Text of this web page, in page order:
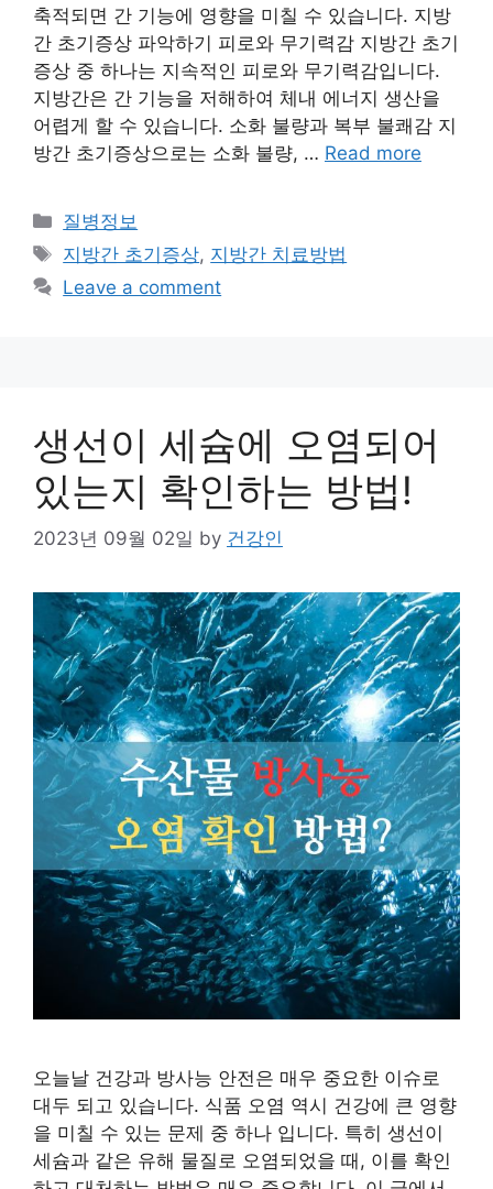
축적되면 간 기능에 영향을 미칠 수 있습니다. 지방
간 초기증상 파악하기 피로와 무기력감 지방간 초기
증상 중 하나는 지속적인 피로와 무기력감입니다.
지방간은 간 기능을 저해하여 체내 에너지 생산을
어렵게 할 수 있습니다. 소화 불량과 복부 불쾌감 지
방간 초기증상으로는 소화 불량, … Read more
Categories
질병정보
Tags
지방간 초기증상, 지방간 치료방법
Leave a comment
생선이 세슘에 오염되어
있는지 확인하는 방법!
2023년 09월 02일 by 건강인
오늘날 건강과 방사능 안전은 매우 중요한 이슈로
대두 되고 있습니다. 식품 오염 역시 건강에 큰 영향
을 미칠 수 있는 문제 중 하나 입니다. 특히 생선이
세슘과 같은 유해 물질로 오염되었을 때, 이를 확인